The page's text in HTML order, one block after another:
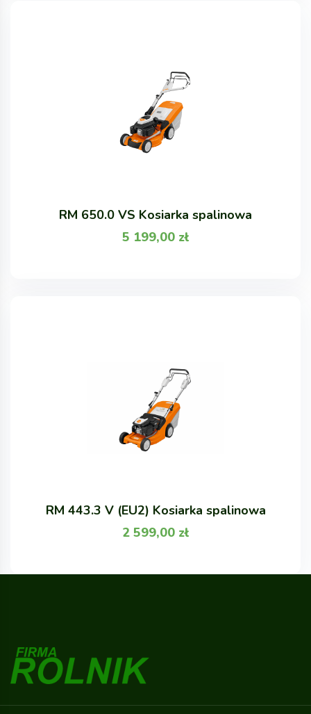
RM 650.0 VS Kosiarka spalinowa
5 199,00 zł
RM 443.3 V (EU2) Kosiarka spalinowa
2 599,00 zł